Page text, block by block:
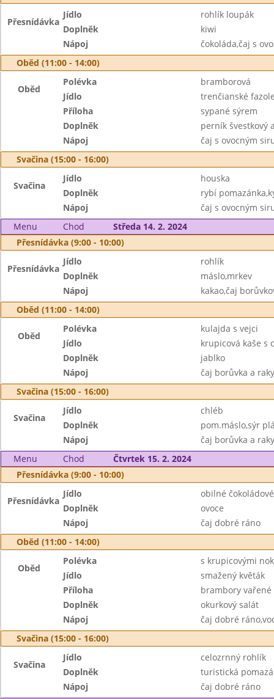
Přesnídávka
Jídlo
rohlík loupák
Doplněk
kiwi
Nápoj
čokoláda,čaj s
Oběd (11:00 - 14:00)
Oběd
Polévka
bramborová
Jídlo
trenčianské
Příloha
sypané sýrem
Doplněk
perník švestkový
Nápoj
čaj s ovocným
Svačina (15:00 - 16:00)
Svačina
Jídlo
houska
Doplněk
rybí
Nápoj
čaj s ovocným
Menu
Chod
Středa 14. 2. 2024
Přesnídávka (9:00 - 10:00)
Přesnídávka
Jídlo
rohlík
Doplněk
máslo,mrkev
Nápoj
kakao,čaj
Oběd (11:00 - 14:00)
Oběd
Polévka
kulajda s vejci
Jídlo
krupicová kaše s
Doplněk
jablko
Nápoj
čaj borůvka a
Svačina (15:00 - 16:00)
Svačina
Jídlo
chléb
Doplněk
pom.máslo,sýr
Nápoj
čaj borůvka a
Menu
Chod
Čtvrtek 15. 2. 2024
Přesnídávka (9:00 - 10:00)
Přesnídávka
Jídlo
obilné
Doplněk
ovoce
Nápoj
čaj dobré ráno
Oběd (11:00 - 14:00)
Oběd
Polévka
s krupicovými
Jídlo
smažený květák
Příloha
brambory
Doplněk
okurkový salát
Nápoj
čaj dobré
Svačina (15:00 - 16:00)
Svačina
Jídlo
celozrnný rohlík
Doplněk
turistická
Nápoj
čaj dobré ráno